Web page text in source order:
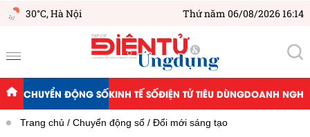
30°C,Hà Nội Thứ năm 06/08/2026 16:14
CHUYỂN ĐỘNG SỐKINH TẾ SỐĐIỆN TỬ TIÊU DÙNGDOANH
Trang chủ Chuyển động số Đổi mới sáng tạo